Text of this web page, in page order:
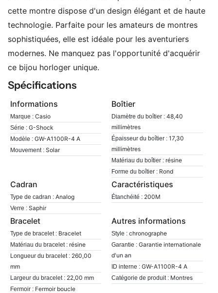
cette montre dispose d'un design élégant et de haute
technologie. Parfaite pour les amateurs de montres
sophistiquées, elle est idéale pour les aventuriers
modernes. Ne manquez pas l'opportunité d'acquérir
ce bijou horloger unique.
Spécifications
Informations
Marque : Casio
Série : G-Shock
Modèle : GW-A1100R-4 A
Mouvement : Solar
Boîtier
Diamètre du boîtier : 48,40
millimètres
Épaisseur du boîtier : 17,30
millimètres
Matériau du boîtier : résine
Forme du boîtier : Rond
Cadran
Type de cadran : Analog
Verre : Saphir
Caractéristiques
Étanchéité : 200M
Bracelet
Type de bracelet : Bracelet
Matériau du bracelet : résine
Longueur du bracelet : 260,00
mm
Largeur du bracelet : 22,00 mm
Fermoir : Fermoir boucle
Autres informations
Style : chronographe
Garantie : Garantie internationale
d'un an
ID interne : GW-A1100R-4 A
Catégorie de produit : Montres